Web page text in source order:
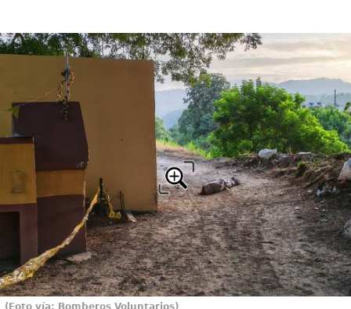
(Foto vía: Bomberos Voluntarios)